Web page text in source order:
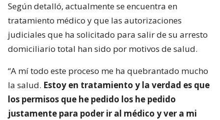
Según detalló, actualmente se encuentra en
tratamiento médico y que las autorizaciones
judiciales que ha solicitado para salir de su arresto
domiciliario total han sido por motivos de salud.
“A mí todo este proceso me ha quebrantado mucho
la salud. Estoy en tratamiento y la verdad es que
los permisos que he pedido los he pedido
justamente para poder ir al médico y ver a mi